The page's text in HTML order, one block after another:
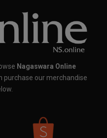
Nagaswara Online
purchase our merchandise